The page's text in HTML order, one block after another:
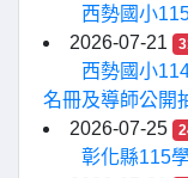
西勢國小
2026-07-21
西勢國小
名冊及導師公開
2026-07-25
彰化縣115